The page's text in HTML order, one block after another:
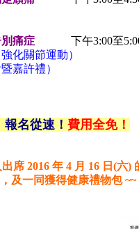
痛症
下午3:00至
化關節運動）
禮）
名從速！ 費用全免！
席 2016 年 4 月 16 日(六)
及一同獲得健康禮物包 ~~